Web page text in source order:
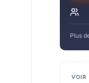
Plus
VOIR